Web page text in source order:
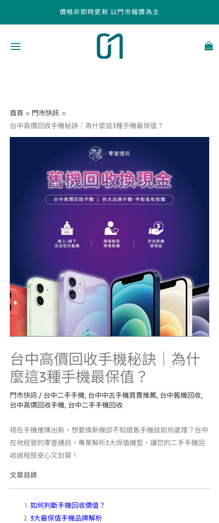
價格非即時更新 以門市報價為主
首頁
門市快訊
台中高價回收手機秘訣｜為什麼這3種手機最保值？
台中高價回收手機秘訣｜為什
麼這3種手機最保值？
門市快訊 / 台中二手手機, 台中中古手機買賣推薦, 台中舊機回收,
台中高價回收手機, 台中二手手機回收
現在手機推陳出新，想要換新機卻不知道舊手機該如何處理？台中
在地經營的零壹通訊，專業解析3大保值機型，讓您的二手手機回
收過程既安心又划算！
文章目錄
如何判斷手機回收價值？
3大最保值手機品牌解析